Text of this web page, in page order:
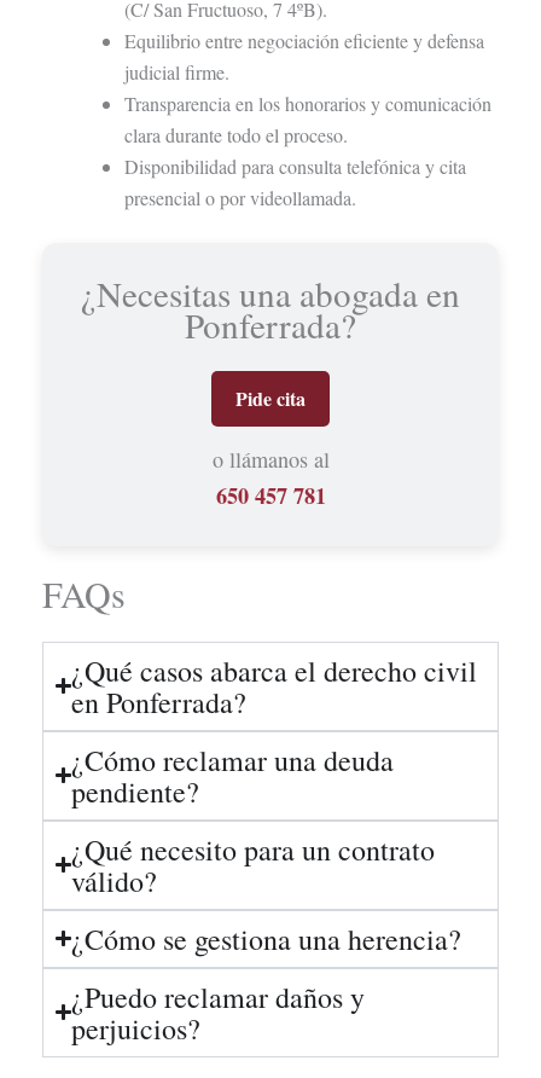
(C/ San Fructuoso, 7 4ºB).
Equilibrio entre negociación eficiente y defensa
judicial firme.
Transparencia en los honorarios y comunicación
clara durante todo el proceso.
Disponibilidad para consulta telefónica y cita
presencial o por videollamada.
¿Necesitas una abogada en
Ponferrada?
Pide cita
o llámanos al
650 457 781
FAQs
¿Qué casos abarca el derecho civil
en Ponferrada?
¿Cómo reclamar una deuda
pendiente?
¿Qué necesito para un contrato
válido?
¿Cómo se gestiona una herencia?
¿Puedo reclamar daños y
perjuicios?